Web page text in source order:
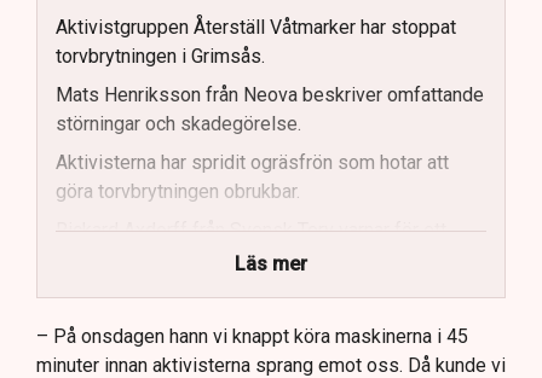
Aktivistgruppen Återställ Våtmarker har stoppat
torvbrytningen i Grimsås.
Mats Henriksson från Neova beskriver omfattande
störningar och skadegörelse.
Aktivisterna har spridit ogräsfrön som hotar att
göra torvbrytningen obrukbar.
Rickard Axdorff från Svensk Torv varnar för ett
stort ekonomiskt sabotage.
Dialogpolisen på plats står maktlös inför
aktivisternas handlingar.
Frågor kvarstår om finansiering av illegal aktivism.
Läs mer
– På onsdagen hann vi knappt köra maskinerna i 45
minuter innan aktivisterna sprang emot oss. Då kunde vi